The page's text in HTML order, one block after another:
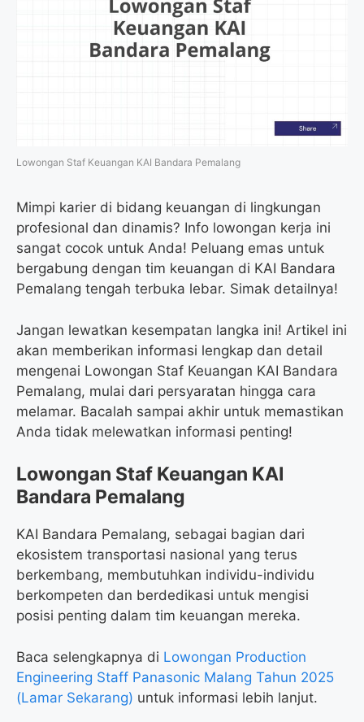
Lowongan Staf Keuangan KAI Bandara Pemalang
Mimpi karier di bidang keuangan di lingkungan
profesional dan dinamis? Info lowongan kerja ini
sangat cocok untuk Anda! Peluang emas untuk
bergabung dengan tim keuangan di KAI Bandara
Pemalang tengah terbuka lebar. Simak detailnya!
Jangan lewatkan kesempatan langka ini! Artikel ini
akan memberikan informasi lengkap dan detail
mengenai Lowongan Staf Keuangan KAI Bandara
Pemalang, mulai dari persyaratan hingga cara
melamar. Bacalah sampai akhir untuk memastikan
Anda tidak melewatkan informasi penting!
Lowongan Staf Keuangan KAI
Bandara Pemalang
KAI Bandara Pemalang, sebagai bagian dari
ekosistem transportasi nasional yang terus
berkembang, membutuhkan individu-individu
berkompeten dan berdedikasi untuk mengisi
posisi penting dalam tim keuangan mereka.
Baca selengkapnya di Lowongan Production
Engineering Staff Panasonic Malang Tahun 2025
(Lamar Sekarang) untuk informasi lebih lanjut.